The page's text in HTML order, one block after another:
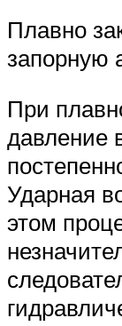
Плавно
запорную
При
давление
Ударная
этом